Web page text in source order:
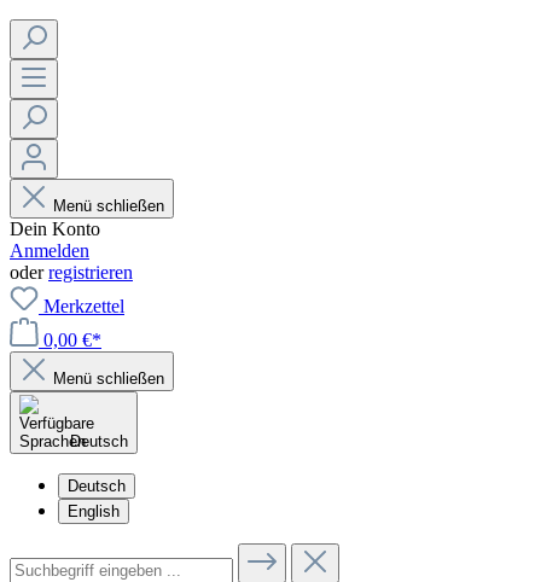
Menü schließen
Dein Konto
Anmelden
oderregistrieren
Merkzettel
0,00 €*
Menü schließen
Deutsch
Deutsch
English